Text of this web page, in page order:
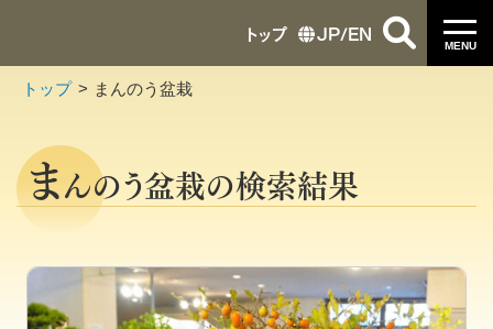
MENU
トップ JP/EN
トップ まんのう盆栽
まんのう盆栽の検索結果